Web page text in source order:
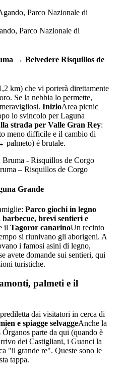
Parco Nazionale di
→ Belvedere Risquillos de
km) che vi porterà direttamente
Se la nebbia lo permette,
InizioArea picnic
lo svincolo per Laguna
strada per Valle Gran Rey:
meno difficile e il cambio di
palmeto) è brutale.
– Risquillos de Corgo
Grande
Parco giochi in legno
brevi sentieri e
il Tagoror canarinoUn recinto
si riunivano gli aborigeni. A
i famosi asini di legno,
avete domande sui sentieri, qui
turistiche.
palmeti e il
dai visitatori in cerca di
e spiagge selvaggeAnche la
parte da qui (quando è
dei Castigliani, i Guanci la
"il grande re". Queste sono le
tappa.